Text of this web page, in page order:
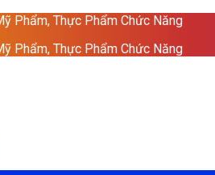
Phẩm, Thực Phẩm Chức Năng
Phẩm, Thực Phẩm Chức Năng